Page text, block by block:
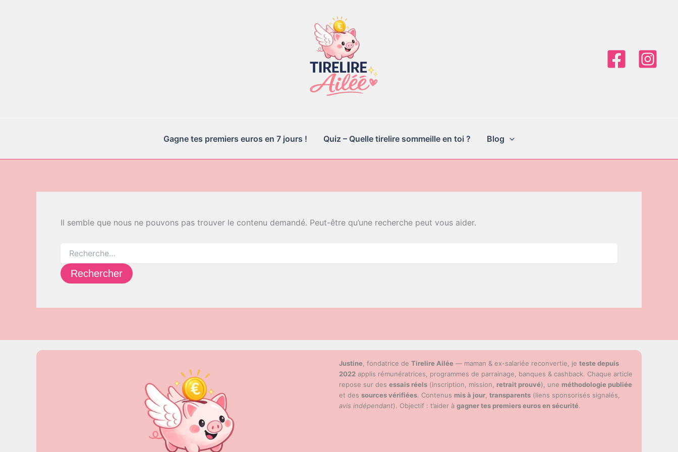
Gagne tes premiers euros en 7 jours ! Quiz – Quelle tirelire sommeille en toi ? Blog
Il semble que nous ne pouvons pas trouver le contenu demandé. Peut-être qu’une recherche peut vous aider.
Justine , fondatrice de Tirelire Ailée — maman & ex-salariée reconvertie, je teste depuis
2022 applis rémunératrices, programmes de parrainage, banques & cashback. Chaque article
repose sur des essais réels (inscription, mission, retrait prouvé), une méthodologie publiée
et des sources vérifiées. Contenus mis à jour transparents (liens sponsorisés signalés,
avis indépendant). Objectif : t’aider à gagner tes premiers euros en sécurité.